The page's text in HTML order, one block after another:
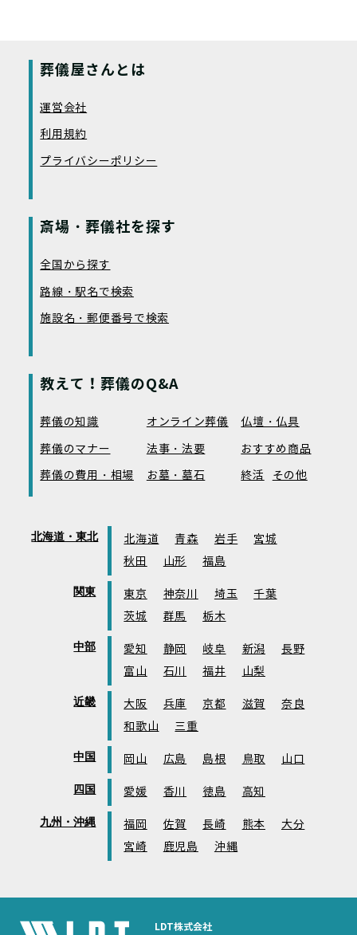
葬儀屋さんとは
運営会社
利用規約
プライバシーポリシー
斎場・葬儀社を探す
全国から探す
路線・駅名で検索
施設名・郵便番号で検索
教えて！葬儀のQ&A
葬儀の知識 オンライン葬儀
仏壇・仏具
葬儀のマナー
法事・法要
おすすめ商品
葬儀の費用・相場
お墓・墓石 終活 その他
北海道・東北 北海道 青森 岩手
宮城
秋田
山形 福島
関東 東京 神奈川 埼玉
千葉
茨城
群馬 栃木
中部 愛知 静岡 岐阜 新潟
長野
富山
石川 福井 山梨
近畿 大阪 兵庫 京都 滋賀
奈良
和歌山
三重
中国 岡山 広島 島根 鳥取 山口
四国 愛媛 香川 徳島 高知
九州・沖縄 福岡 佐賀 長崎 熊本
大分
宮崎
鹿児島 沖縄
LDT株式会社